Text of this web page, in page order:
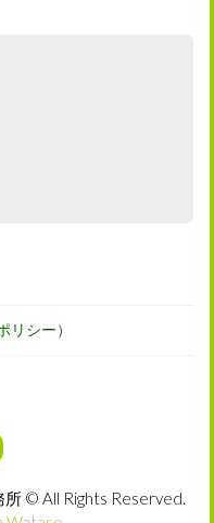
リシー）
所 © All Rights Reserved.